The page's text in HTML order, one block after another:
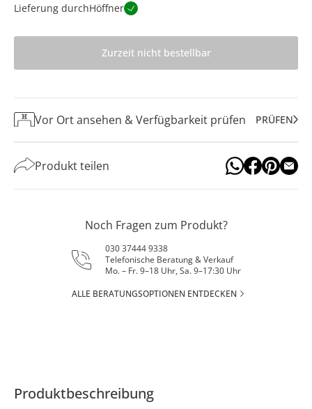
Lieferung durchHöffner
Zurzeit nicht bestellbar
Vor Ort ansehen & Verfügbarkeit prüfen PRÜFEN
Produkt teilen
Noch Fragen zum Produkt?
030 37444 9338
Telefonische Beratung & Verkauf
Mo. – Fr. 9–18 Uhr, Sa. 9–17:30 Uhr
ALLE BERATUNGSOPTIONEN ENTDECKEN
Produktbeschreibung